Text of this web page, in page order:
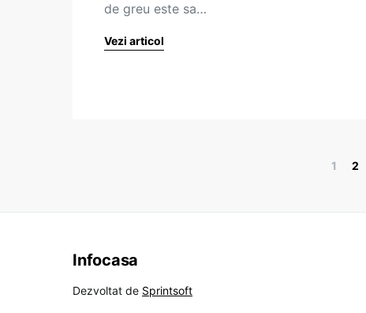
de greu este sa…
Vezi articol
1 2
Infocasa
Dezvoltat de Sprintsoft